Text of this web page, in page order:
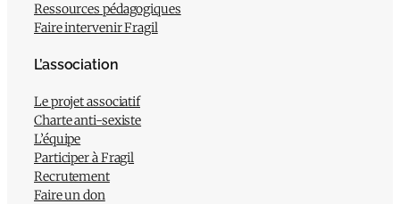
Ressources pédagogiques
Faire intervenir Fragil
L’association
Le projet associatif
Charte anti-sexiste
L’équipe
Participer à Fragil
Recrutement
Faire un don